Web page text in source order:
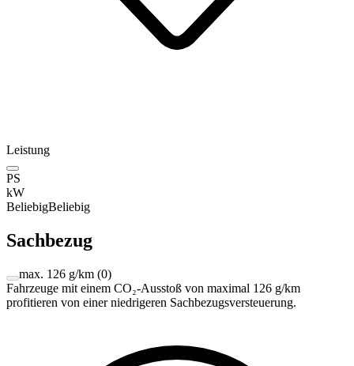
Leistung
PS
kW
BeliebigBeliebig
Sachbezug
max. 126 g/km (0)
Fahrzeuge mit einem CO₂-Ausstoß von maximal 126 g/km
profitieren von einer niedrigeren Sachbezugsversteuerung.